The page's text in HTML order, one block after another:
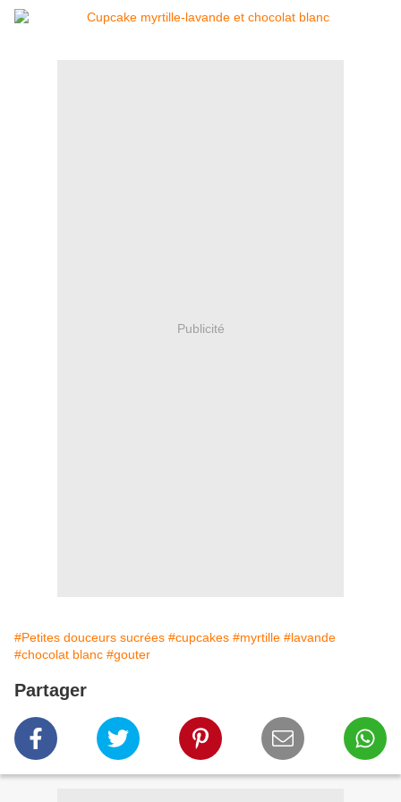
Publicité
#Petites douceurs sucrées #cupcakes #myrtille #lavande
#chocolat blanc #gouter
Partager